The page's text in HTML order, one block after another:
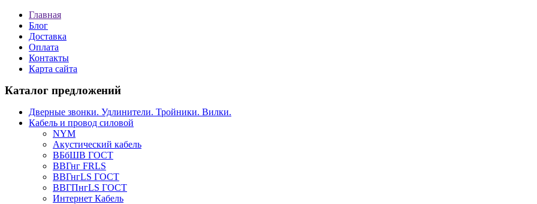
Главная
Блог
Доставка
Оплата
Контакты
Карта сайта
Каталог предложений
Дверные звонки. Удлинители. Тройники. Вилки.
Кабель и провод силовой
NYM
Акустический кабель
ВБбШВ ГОСТ
ВВГнг FRLS
ВВГнгLS ГОСТ
ВВГПнгLS ГОСТ
Интернет Кабель